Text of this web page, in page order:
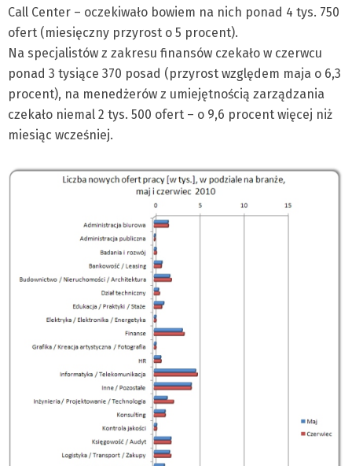
Call Center – oczekiwało bowiem na nich ponad 4 tys. 750
ofert (miesięczny przyrost o 5 procent).
Na specjalistów z zakresu finansów czekało w czerwcu
ponad 3 tysiące 370 posad (przyrost względem maja o 6,3
procent), na menedżerów z umiejętnością zarządzania
czekało niemal 2 tys. 500 ofert – o 9,6 procent więcej niż
miesiąc wcześniej.